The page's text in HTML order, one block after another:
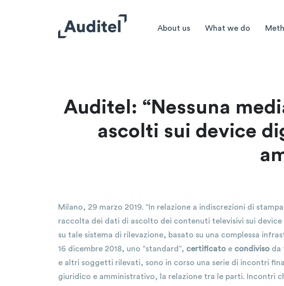
About us What we do
Auditel: “Nessuna
ascolti sui device
Milano, 29 marzo 2019. “In relazione a indiscrezioni di
raccolta dei dati di ascolto dei contenuti televisivi sui
su tale sistema di rilevazione, basato su una complessa
16 dicembre 2018, uno “standard”, certificato e condiviso da
e altri soggetti rilevati, sono in corso una serie di incontri
giuridico e amministrativo, la relazione tra le parti. Incontri